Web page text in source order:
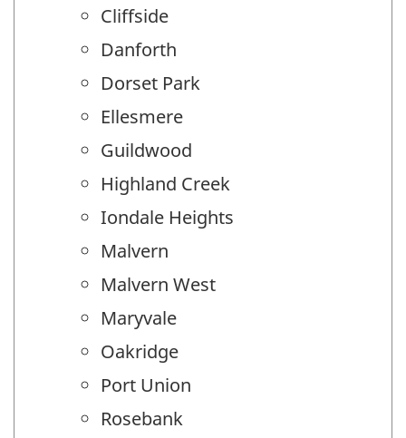
Cliffside
Danforth
Dorset Park
Ellesmere
Guildwood
Highland Creek
Iondale Heights
Malvern
Malvern West
Maryvale
Oakridge
Port Union
Rosebank